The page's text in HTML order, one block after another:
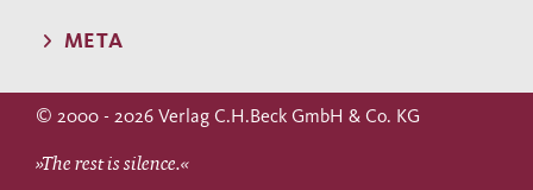
META
© 2000 - 2026 Verlag C.H.Beck GmbH & Co. KG
»The rest is silence.«